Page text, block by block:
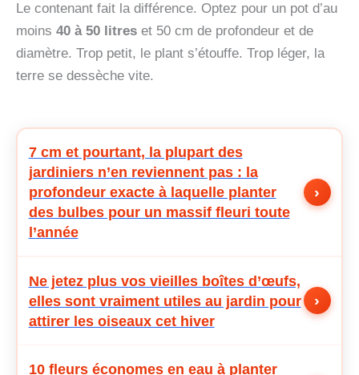
Le contenant fait la différence. Optez pour un pot d’au
moins 40 à 50 litres et 50 cm de profondeur et de
diamètre. Trop petit, le plant s’étouffe. Trop léger, la
terre se dessèche vite.
7 cm et pourtant, la plupart des
jardiniers n’en reviennent pas : la
profondeur exacte à laquelle planter
des bulbes pour un massif fleuri toute
l’année
›
Ne jetez plus vos vieilles boîtes d’œufs,
elles sont vraiment utiles au jardin pour
attirer les oiseaux cet hiver
›
10 fleurs économes en eau à planter